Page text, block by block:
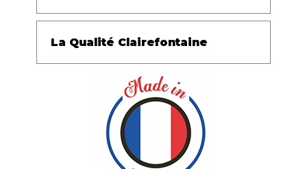
La Qualité Clairefontaine